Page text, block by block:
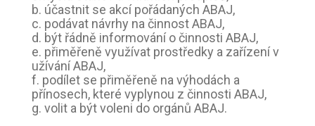
b. účastnit se akcí pořádaných ABAJ,
c. podávat návrhy na činnost ABAJ,
d. být řádně informování o činnosti ABAJ,
e. přiměřeně využívat prostředky a zařízení v
užívání ABAJ,
f. podílet se přiměřeně na výhodách a
přínosech, které vyplynou z činnosti ABAJ,
g. volit a být voleni do orgánů ABAJ.